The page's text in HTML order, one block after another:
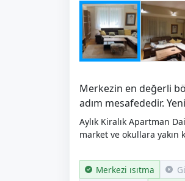
Merkezin en değerli
adım mesafededir.
Aylık Kiralık Apartman
market ve okullara yakın
Merkezi ısıtma